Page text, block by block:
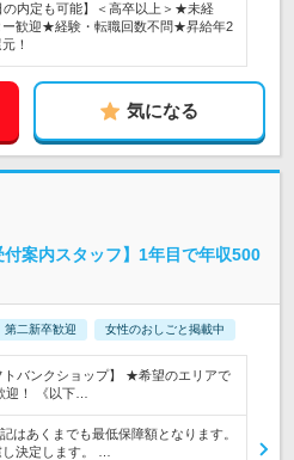
の内定も可能】＜高卒以上＞★未経
ー歓迎★経験・転職回数不問★昇給年2
！
気になる
案内スタッフ】1年目で年収500
第二新卒歓迎 女性のおしごと掲載中
トバンクショップ】 ★希望のエリアで
！ 《以下…
はあくまでも最低保障額となります。
決定します。 …